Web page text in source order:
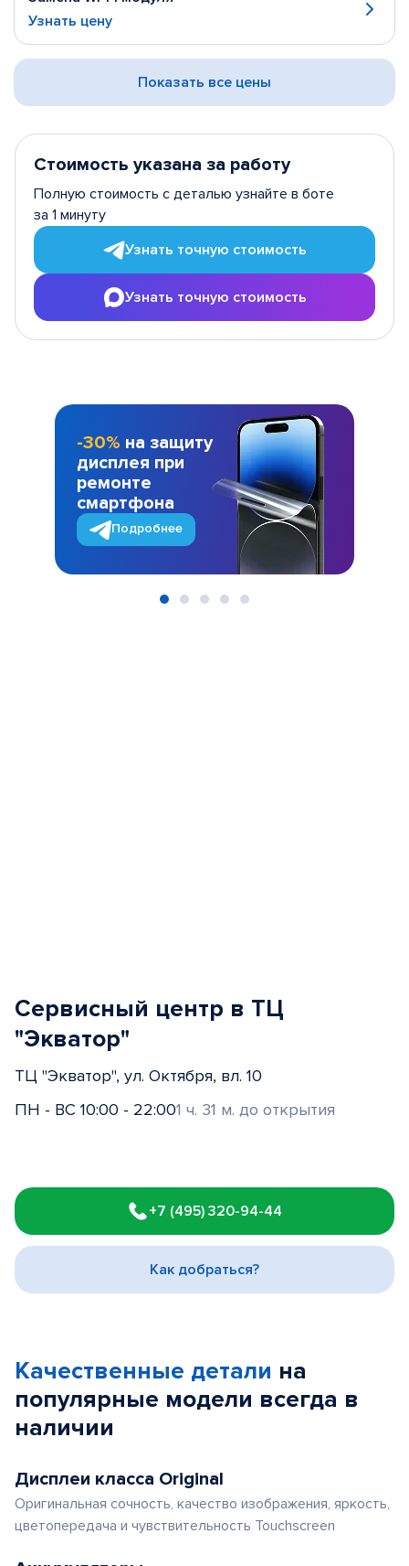
Узнать цену
Показать все цены
Стоимость указана за работу
Полную стоимость с деталью узнайте в боте
за 1 минуту
Узнать точную стоимость
Узнать точную стоимость
-30% на защиту
дисплея при
ремонте
смартфона
Подробнее
Сервисный центр в ТЦ
"Экватор"
ТЦ "Экватор", ул. Октября, вл. 10
ПН - ВС 10:00 - 22:001 ч. 31 м. до открытия
1
of
3
+7 (495) 320-94-44
Как добраться?
Качественные детали на
популярные модели всегда в
наличии
Дисплеи класса Original
Оригинальная сочность, качество изображения, яркость,
цветопередача и чувствительность Touchscreen